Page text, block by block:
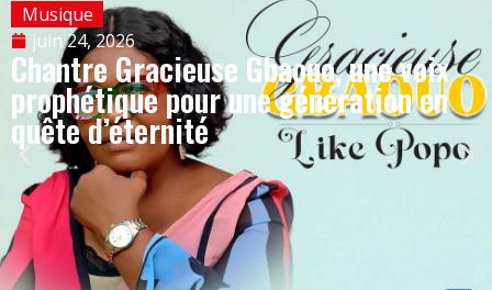
Musique
juin 24, 2026
Chantre Gracieuse Gbaouo, une voix
prophétique pour une génération en
quête d’éternité